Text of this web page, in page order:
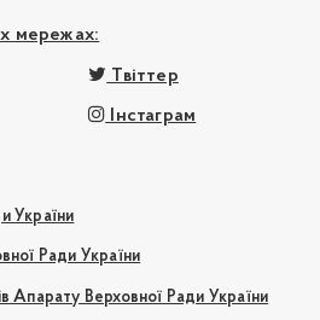
мережах:
Твіттер
Інстаграм
України
Ради України
Апарату Верховної Ради України